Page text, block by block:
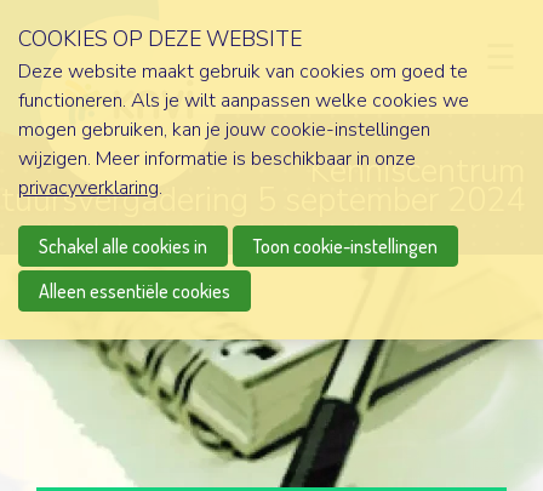
Kenniscentrum
5 september 2024
COOKIES OP DEZE WEBSITE
Deze website maakt gebruik van cookies om goed te
functioneren. Als je wilt aanpassen welke cookies we
mogen gebruiken, kan je jouw cookie-instellingen
wijzigen. Meer informatie is beschikbaar in onze
privacyverklaring.
Schakel alle cookies in
Toon cookie-instellingen
Alleen essentiële cookies